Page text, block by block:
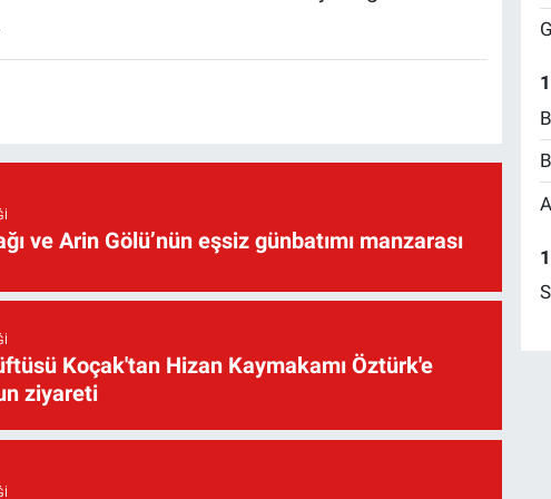
ve Arin Gölü’nün eşsiz günbatımı manzarası
Koçak'tan Hizan Kaymakamı Öztürk'e
ziyareti